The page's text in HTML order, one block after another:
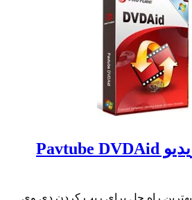
نرم افزار مبدل ویدیو Pavtube DVDAid
برنامه Pavtube DVDAid بهترین راه حل برای ریپ کردن دی وی